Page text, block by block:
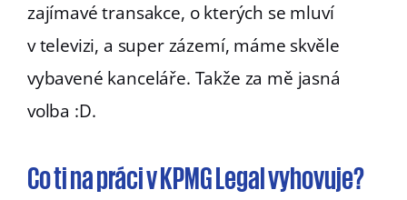
zajímavé transakce, o kterých se mluví
v televizi, a super zázemí, máme skvěle
vybavené kanceláře. Takže za mě jasná
volba :D.
Co ti na práci v KPMG Legal vyhovuje?